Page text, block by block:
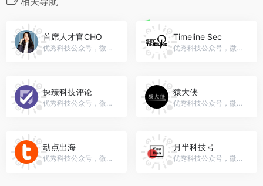
首席人才官CHO
优秀科技公众号，微信号：chiefhro
Timeline Sec
优秀科技公众号，微信号：gh_023acbc11c66
探臻科技评论
优秀科技公众号，微信号：TWtechreview
猿大侠
优秀科技公众号，微信号：yuan-da-xia
动点出海
优秀科技公众号，微信号：dongdianchuhai
月半科技号
优秀科技公众号，微信号：Apple_6018